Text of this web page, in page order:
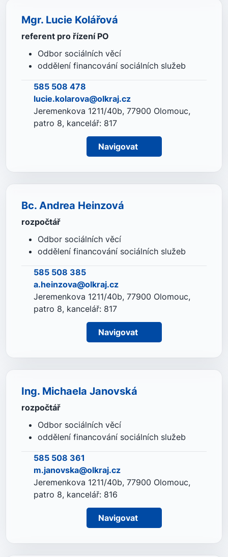
Mgr. Lucie Kolářová
referent pro řízení PO
Odbor sociálních věcí
oddělení financování sociálních služeb
585 508 478
lucie.kolarova@olkraj.cz
Jeremenkova 1211/40b, 77900 Olomouc,
patro 8, kancelář: 817
Navigovat
Bc. Andrea Heinzová
rozpočtář
Odbor sociálních věcí
oddělení financování sociálních služeb
585 508 385
a.heinzova@olkraj.cz
Jeremenkova 1211/40b, 77900 Olomouc,
patro 8, kancelář: 817
Navigovat
Ing. Michaela Janovská
rozpočtář
Odbor sociálních věcí
oddělení financování sociálních služeb
585 508 361
m.janovska@olkraj.cz
Jeremenkova 1211/40b, 77900 Olomouc,
patro 8, kancelář: 816
Navigovat